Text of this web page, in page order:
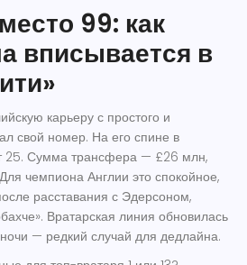
99: как
вписывается в
карьеру с простого и
свой номер. На его спине в
25. Сумма трансфера — £26 млн,
чемпиона Англии это спокойное,
расставания с Эдерсоном,
Вратарская линия обновилась
— редкий случай для дедлайна.